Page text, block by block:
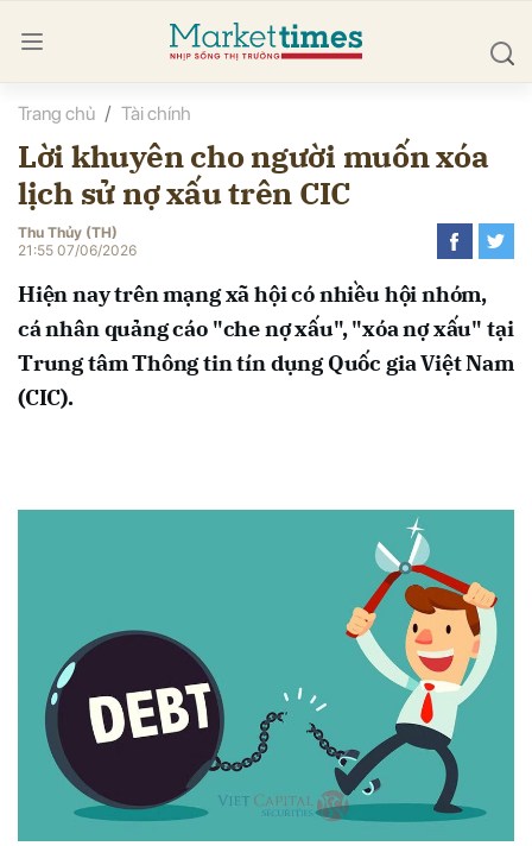
Trang chủ Tài chính
Lời khuyên cho người muốn xóa
lịch sử nợ xấu trên CIC
Thu Thủy (TH)
21:55 07/06/2026
Hiện nay trên mạng xã hội có nhiều hội nhóm,
cá nhân quảng cáo "che nợ xấu", "xóa nợ xấu" tại
Trung tâm Thông tin tín dụng Quốc gia Việt Nam
(CIC).
luận
Hủy